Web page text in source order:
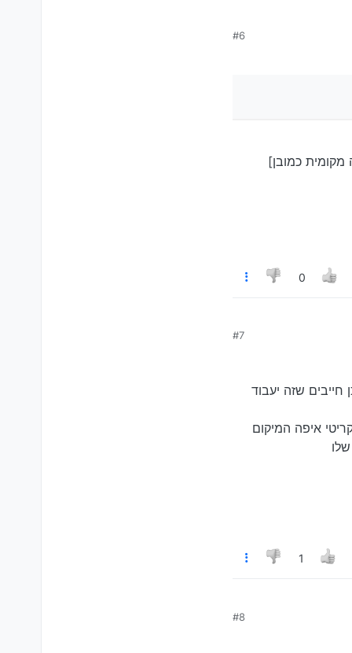
הזמן וחושב שאני
#6
כמובן]
0
#7
חייבים שזה יעבוד
איפה המיקום
1
הזמן וחושב שאני
#8